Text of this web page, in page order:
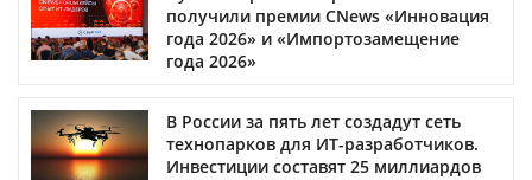
получили премии CNews «Инновация
года 2026» и «Импортозамещение
года 2026»
В России за пять лет создадут сеть
технопарков для ИТ-разработчиков.
Инвестиции составят 25 миллиардов